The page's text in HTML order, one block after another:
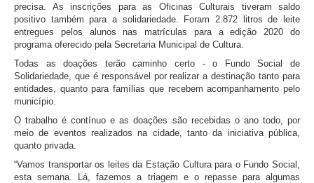
precisa. As inscrições para as Oficinas Culturais tiveram saldo
positivo também para a solidariedade. Foram 2.872 litros de leite
entregues pelos alunos nas matrículas para a edição 2020 do
programa oferecido pela Secretaria Municipal de Cultura.
Todas as doações terão caminho certo - o Fundo Social de
Solidariedade, que é responsável por realizar a destinação tanto para
entidades, quanto para famílias que recebem acompanhamento pelo
município.
O trabalho é contínuo e as doações são recebidas o ano todo, por
meio de eventos realizados na cidade, tanto da iniciativa pública,
quanto privada.
“Vamos transportar os leites da Estação Cultura para o Fundo Social,
esta semana. Lá, fazemos a triagem e o repasse para algumas